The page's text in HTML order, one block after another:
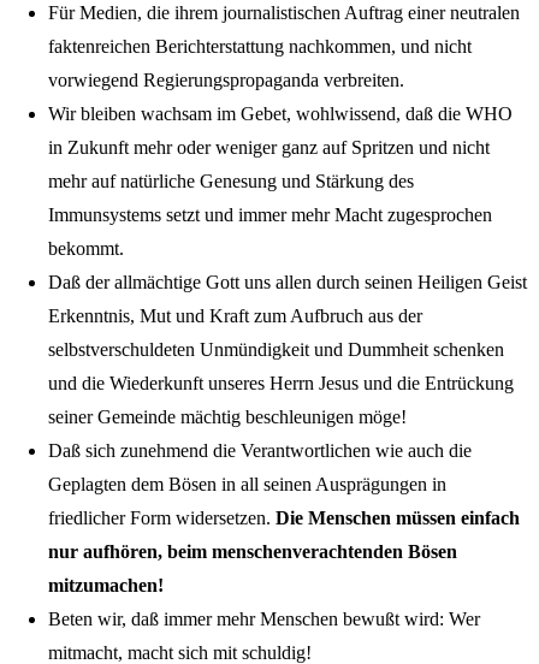
Für Medien, die ihrem journalistischen Auftrag einer neutralen
faktenreichen Berichterstattung nachkommen, und nicht
vorwiegend Regierungspropaganda verbreiten.
Wir bleiben wachsam im Gebet, wohlwissend, daß die WHO
in Zukunft mehr oder weniger ganz auf Spritzen und nicht
mehr auf natürliche Genesung und Stärkung des
Immunsystems setzt und immer mehr Macht zugesprochen
bekommt.
Daß der allmächtige Gott uns allen durch seinen Heiligen Geist
Erkenntnis, Mut und Kraft zum Aufbruch aus der
selbstverschuldeten Unmündigkeit und Dummheit schenken
und die Wiederkunft unseres Herrn Jesus und die Entrückung
seiner Gemeinde mächtig beschleunigen möge!
Daß sich zunehmend die Verantwortlichen wie auch die
Geplagten dem Bösen in all seinen Ausprägungen in
friedlicher Form widersetzen. Die Menschen müssen einfach
nur aufhören, beim menschenverachtenden Bösen
mitzumachen!
Beten wir, daß immer mehr Menschen bewußt wird: Wer
mitmacht, macht sich mit schuldig!